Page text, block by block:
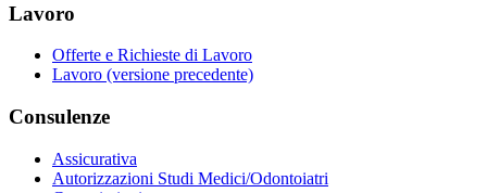
Lavoro
Offerte e Richieste di Lavoro
Lavoro (versione precedente)
Consulenze
Assicurativa
Autorizzazioni Studi Medici/Odontoiatri